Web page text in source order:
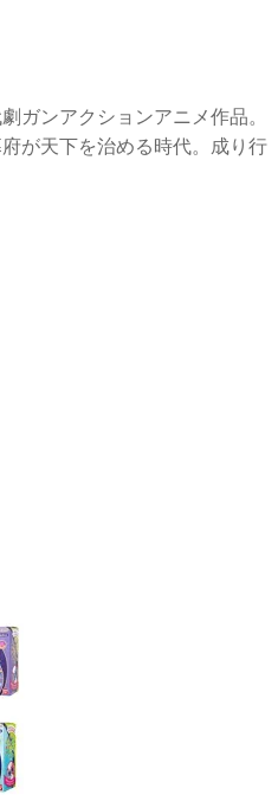
ガンアクションアニメ作品。
が天下を治める時代。成り行